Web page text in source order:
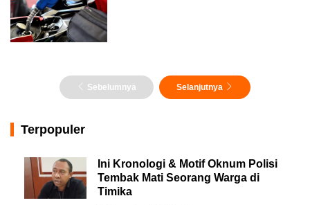
Sebelumnya Selanjutnya
Terpopuler
Ini Kronologi & Motif Oknum Polisi
Tembak Mati Seorang Warga di
Timika